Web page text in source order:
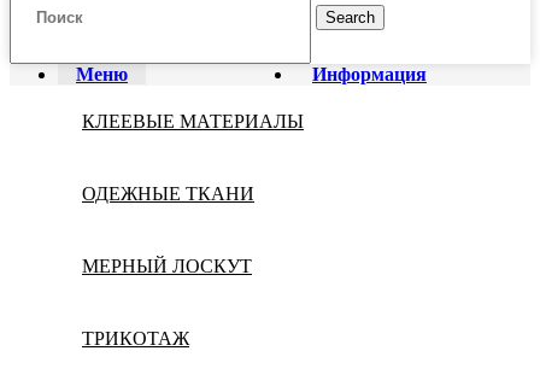
Search
Меню Информация
КЛЕЕВЫЕ МАТЕРИАЛЫ
ОДЕЖНЫЕ ТКАНИ
МЕРНЫЙ ЛОСКУТ
ТРИКОТАЖ